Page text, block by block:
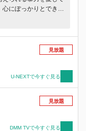
心にぽっかりとできた
舞伎町中を執拗に探
その常軌を逸した殺し
恋心にも似た興奮を覚
」「殺られる前の絶
でしか性的興奮を味
会いは刻一刻と迫って
見放題
U-NEXTで今すぐ見る
見放題
DMM TVで今すぐ見る